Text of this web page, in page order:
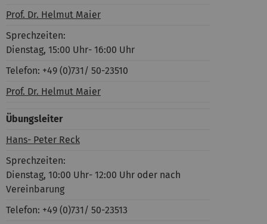
Prof. Dr. Helmut Maier
Sprechzeiten:
Dienstag, 15:00 Uhr- 16:00 Uhr
Telefon: +49 (0)731/ 50-23510
Prof. Dr. Helmut Maier
Übungsleiter
Hans- Peter Reck
Sprechzeiten:
Dienstag, 10:00 Uhr- 12:00 Uhr oder nach
Vereinbarung
Telefon: +49 (0)731/ 50-23513